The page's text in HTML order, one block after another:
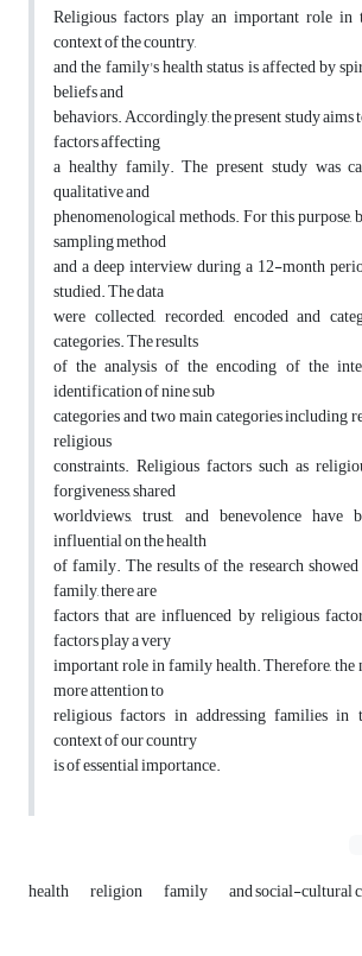
Religious factors play an important role in
context of the country,
and the family's health status is affected by
beliefs and
behaviors. Accordingly, the present study
factors affecting
a healthy family. The present study was
qualitative and
phenomenological methods. For this purpose,
sampling method
and a deep interview during a 12-month
studied. The data
were collected, recorded, encoded and
categories. The results
of the analysis of the encoding of the
identification of nine sub
categories and two main categories including
religious
constraints. Religious factors such as
forgiveness, shared
worldviews, trust, and benevolence have
influential on the health
of family. The results of the research
family, there are
factors that are influenced by religious
factors play a very
important role in family health. Therefore, the
more attention to
religious factors in addressing families in
context of our country
is of essential importance.
health religion family and social-cultural